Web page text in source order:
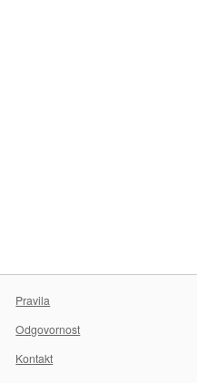
Pravila
Odgovornost
Kontakt